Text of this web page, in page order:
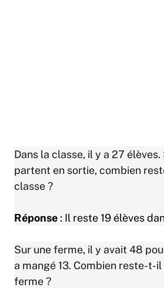
Dans la classe, il y a 27
partent en sortie, combien
classe ?
Réponse : Il reste 19 élèves
Sur une ferme, il y avait 48
a mangé 13. Combien reste-t-
ferme ?